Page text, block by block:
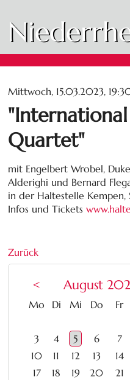
Mittwoch, 15.03.2023,
Quartet"
mit Engelbert Wrobel,
Alderighi und Bernard
in der Haltestelle Kempen,
Infos und Tickets
Zurück
< August
Mo ntag
Dienstag
Mittwoch
Do Fr
3
4 5 6 7
10
11 12 13 14
17
18 19 20 21